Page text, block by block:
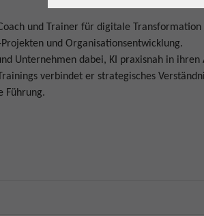
und Trainer für digitale
und Organisationsentwicklung.
Unternehmen dabei, KI praxisnah in
verbindet er strategisches
Führung.